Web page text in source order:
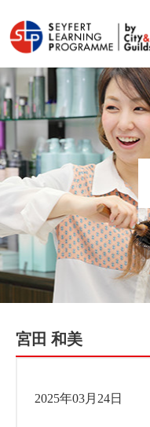
宮田 和美
2025年03月24日